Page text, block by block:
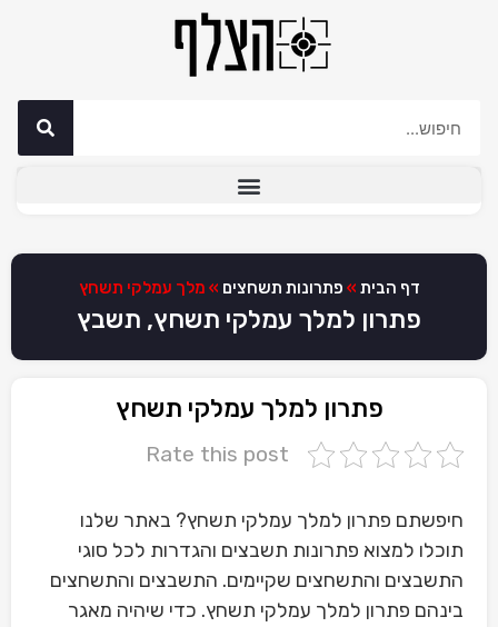
דף הבית » פתרונות תשחצים » מלך עמלקי תשחץ
פתרון למלך עמלקי תשחץ, תשבץ
פתרון למלך עמלקי תשחץ
Rate this post
חיפשתם פתרון למלך עמלקי תשחץ? באתר שלנו
תוכלו למצוא פתרונות תשבצים והגדרות לכל סוגי
התשבצים והתשחצים שקיימים. התשבצים והתשחצים
בינהם פתרון למלך עמלקי תשחץ. כדי שיהיה מאגר